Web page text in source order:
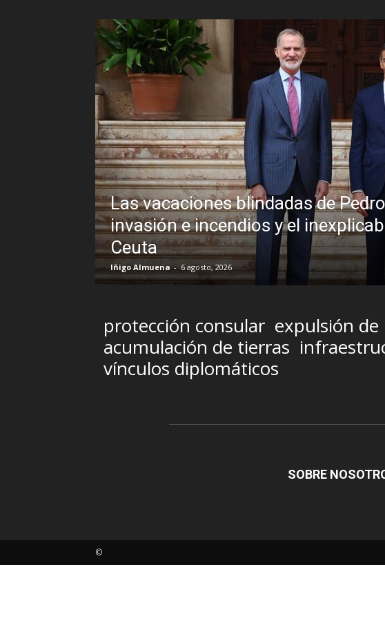
de Pedro Sánchez frente a un
y el inexplicable veto al Rey en
Sin
Brasil
R.C. Gómez
protección consular expulsión
acumulación de tierras
vínculos diplomáticos
SOBRE
©